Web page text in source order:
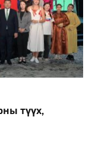
түүх,